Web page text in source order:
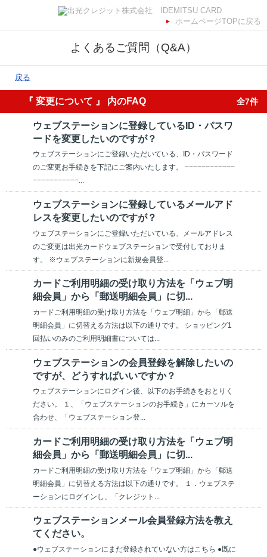
ホームページTOPに戻る
よくあるご質問（Q&A）
戻る
『 変更について 』 内のFAQ 全7件
ウェブステーションに登録しているID・パスワ
ードを変更したいのですが？
ウェブステーションにご登録いただいている、ID・パスワード
のご変更お手続きを下記にご案内いたします。 −−−−−−−−−−−−
−−−−−−−−−−−...
ウェブステーションに登録しているメールアド
レスを変更したいのですが？
ウェブステーションにご登録いただいている、メールアドレス
のご変更は出光カードウェブステーションで受付しておりま
す。 ※ウェブステーションに新規会員登...
カードご利用明細の受け取り方法を「ウェブ明
細会員」から「郵送明細会員」に切...
カードご利用明細の受け取り方法を「ウェブ明細」から「郵送
明細会員」に切替える方法は以下の通りです。 ショッピング1
回払いのみのご利用明細書については...
ウェブステーションの会員登録を解除したいの
ですが、どうすればいいですか？
ウェブステーションにログイン後、以下のお手続きをおとりく
ださい。 １、「ウェブステーションのお手続き」にカーソルを
合わせ、「ウェブステーション登...
カードご利用明細の受け取り方法を「ウェブ明
細会員」から「郵送明細会員」に切...
カードご利用明細の受け取り方法を「ウェブ明細」から「郵送
明細会員」に切替える方法は以下の通りです。 １．ウェブステ
ーションにログインし、「クレジット...
ウェブステーションメール会員登録方法を教え
てください。
●ウェブステーションにまだ登録されていない方はこちら ●既に